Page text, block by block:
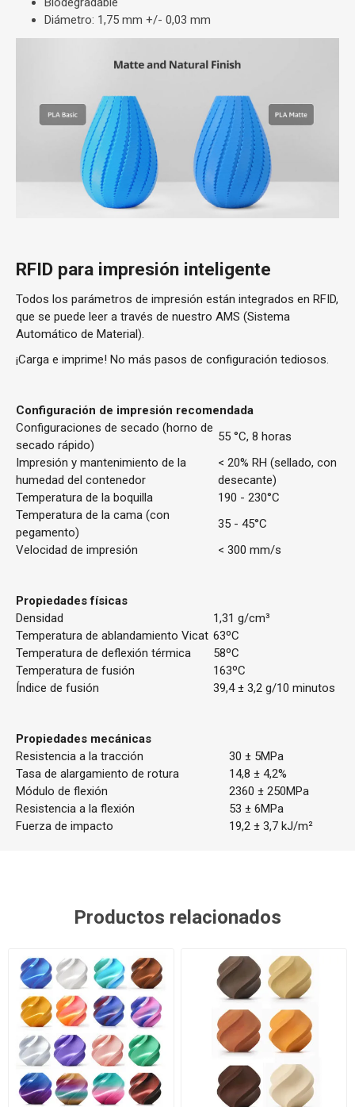
Diámetro: 1,75 mm +/- 0,03 mm
RFID para impresión inteligente
Todos los parámetros de impresión están integrados en RFID,
que se puede leer a través de nuestro AMS (Sistema
Automático de Material).
¡Carga e imprime! No más pasos de configuración tediosos.
Configuración de impresión recomendada
Configuraciones de secado (horno de
secado rápido)
55 °C, 8 horas
Impresión y mantenimiento de la
humedad del contenedor
< 20% RH (sellado, con
desecante)
Temperatura de la boquilla
190 - 230°C
Temperatura de la cama (con
pegamento)
35 - 45°C
Velocidad de impresión
< 300 mm/s
Propiedades físicas
Densidad
1,31 g/cm³
Temperatura de ablandamiento Vicat 63ºC
Temperatura de deflexión térmica
58ºC
Temperatura de fusión
163ºC
Índice de fusión
39,4 ± 3,2 g/10 minutos
Propiedades mecánicas
Resistencia a la tracción
30 ± 5MPa
Tasa de alargamiento de rotura
14,8 ± 4,2%
Módulo de flexión
2360 ± 250MPa
Resistencia a la flexión
53 ± 6MPa
Fuerza de impacto
19,2 ± 3,7 kJ/m²
Productos relacionados